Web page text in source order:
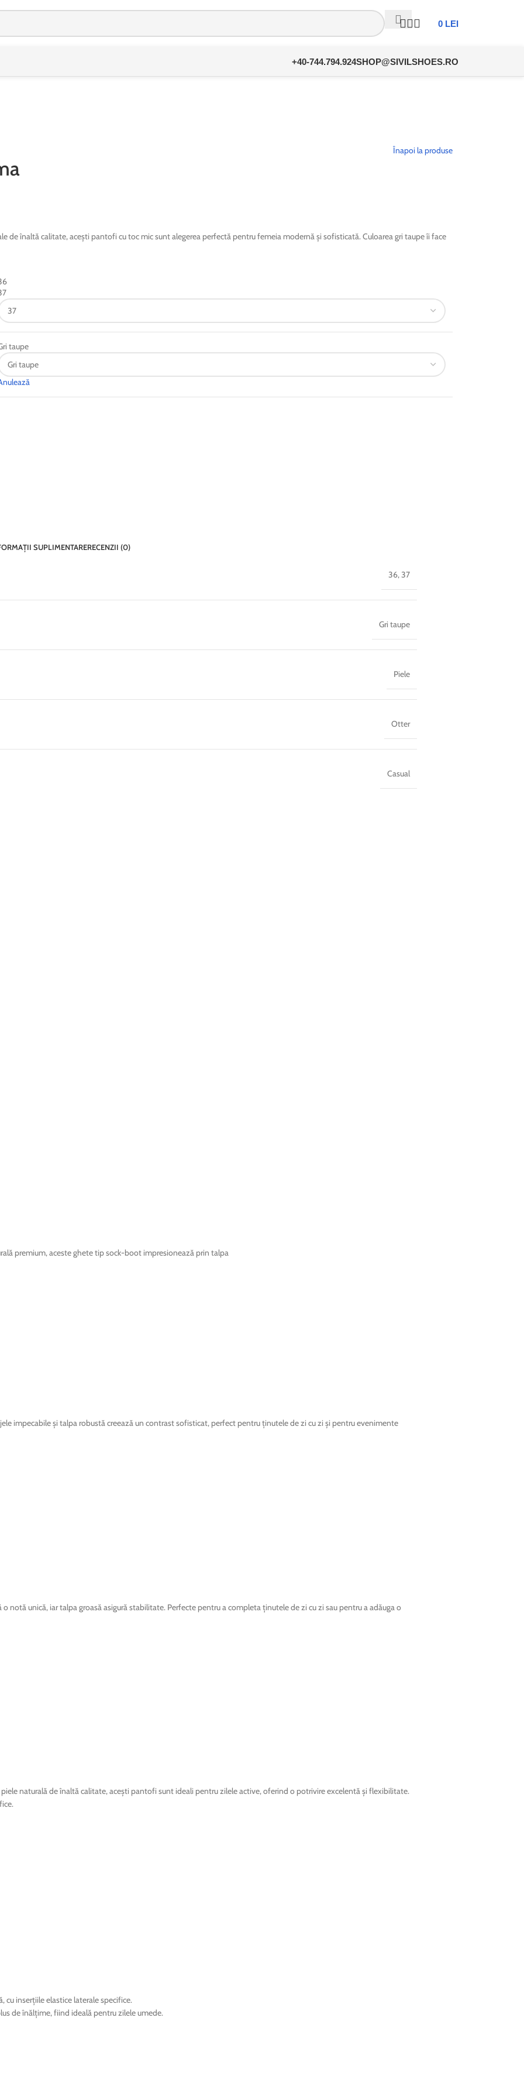
🚚 TransportGRATUITla toate comenzile! | 🛍️ Profită acum!
0 LEI
+40-744.794.924SHOP@SIVILSHOES.RO
Înapoi la produse
de înaltă calitate, acești pantofi cu toc mic sunt alegerea perfectă pentru femeia modernă și sofisticată. Culoarea gri taupe îi face
taupe
SUPLIMENTARERECENZII (0)
36,37
Gri taupe
Piele
Otter
Casual
premium, aceste ghete tip sock-boot impresionează prin talpa
impecabile și talpa robustă creează un contrast sofisticat, perfect pentru ținutele de zi cu zi și pentru evenimente
notă unică, iar talpa groasă asigură stabilitate. Perfecte pentru a completa ținutele de zi cu zi sau pentru a adăuga o
naturală de înaltă calitate, acești pantofi sunt ideali pentru zilele active, oferind o potrivire excelentă și flexibilitate.
cu inserțiile elastice laterale specifice.
de înălțime, fiind ideală pentru zilele umede.